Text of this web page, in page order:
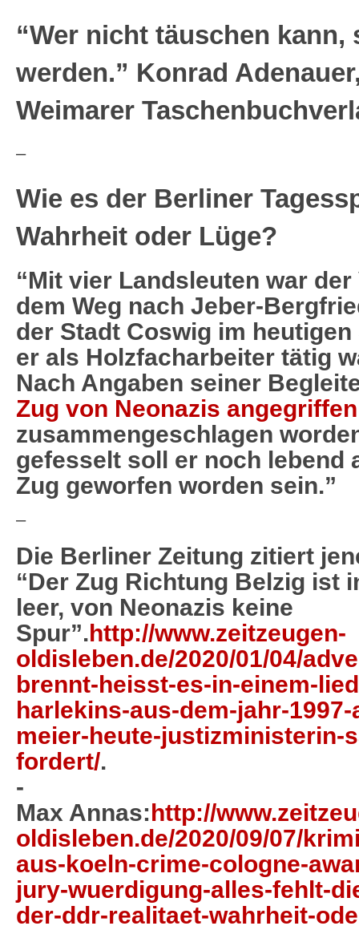
“Wer nicht täuschen
werden.” Konrad
Weimarer
–
Wie es der Berliner
Wahrheit oder Lüge?
“Mit vier Landsleuten war
dem Weg nach Jeber-
der Stadt Coswig im
er als Holzfacharbeiter tätig
Nach Angaben seiner
Zug von Neonazis angegriffen
zusammengeschlagen
gefesselt soll er noch lebend
Zug geworfen worden sein.”
–
Die Berliner Zeitung zitiert
“Der Zug Richtung Belzig ist
leer, von Neonazis keine
Spur”. http://www.zeitzeugen-
oldisleben.de/2020/01/04/
brennt-heisst-es-in-einem-
harlekins-aus-dem-jahr-
meier-heute-justizministerin-
fordert/.
-
Max Annas: http://
oldisleben.de/2020/09/07/
aus-koeln-crime-cologne-
jury-wuerdigung-alles-fehlt-
der-ddr-realitaet-wahrheit-